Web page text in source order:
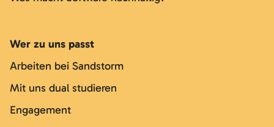
Wer zu uns passt
Arbeiten bei Sandstorm
Mit uns dual studieren
Engagement